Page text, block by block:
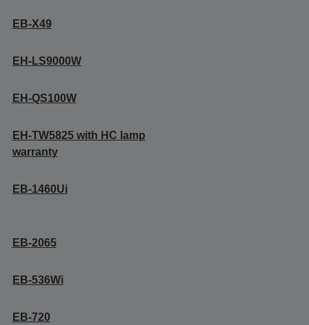
EB-X49
EH-LS9000W
EH-QS100W
EH-TW5825 with HC lamp
warranty
EB-1460Ui
EB-2065
EB-536Wi
EB-720